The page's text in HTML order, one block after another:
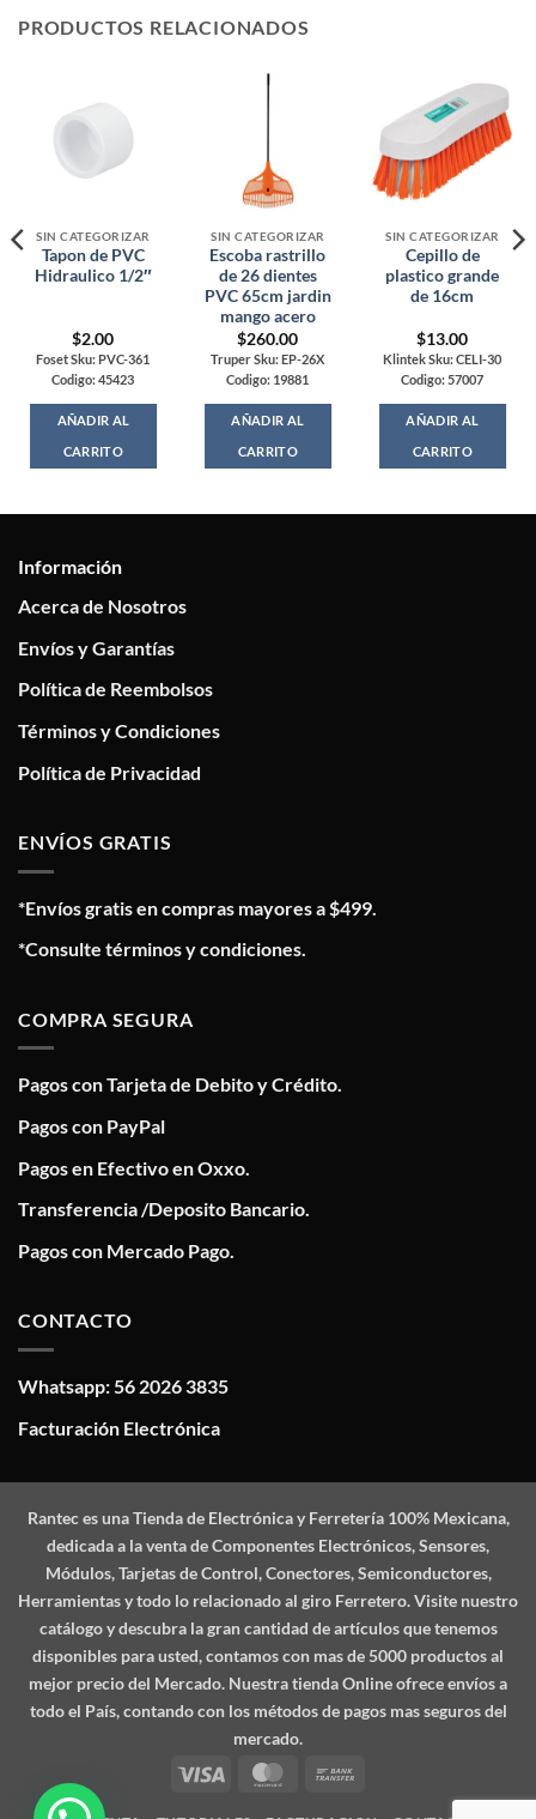
PRODUCTOS RELACIONADOS
SIN CATEGORIZAR
Tapon de PVC
Hidraulico 1/2″
$2.00
Foset Sku: PVC-361
Codigo: 45423
AÑADIR AL
CARRITO
SIN CATEGORIZAR
Escoba rastrillo
de 26 dientes
PVC 65cm jardin
mango acero
$260.00
Truper Sku: EP-26X
Codigo: 19881
AÑADIR AL
CARRITO
SIN CATEGORIZAR
Cepillo de
plastico grande
de 16cm
$13.00
Klintek Sku: CELI-30
Codigo: 57007
AÑADIR AL
CARRITO
Información
Acerca de Nosotros
Envíos y Garantías
Política de Reembolsos
Términos y Condiciones
Política de Privacidad
ENVÍOS GRATIS
*Envíos gratis en compras mayores a $499.
*Consulte términos y condiciones.
COMPRA SEGURA
Pagos con Tarjeta de Debito y Crédito.
Pagos con PayPal
Pagos en Efectivo en Oxxo.
Transferencia /Deposito Bancario.
Pagos con Mercado Pago.
CONTACTO
Whatsapp: 56 2026 3835
Facturación Electrónica
Ranteces una Tienda de Electrónica y Ferretería 100% Mexicana,
dedicada a la venta de Componentes Electrónicos, Sensores,
Módulos, Tarjetas de Control, Conectores, Semiconductores,
Herramientas y todo lo relacionado al giro Ferretero. Visite nuestro
catálogo y descubra la gran cantidad de artículos que tenemos
disponibles para usted, contamos con mas de 5000 productos al
mejor precio del Mercado. Nuestra tienda Online ofrece envíos a
todo el País, contando con los métodos de pagos mas seguros del
mercado.
Visa
MasterCard